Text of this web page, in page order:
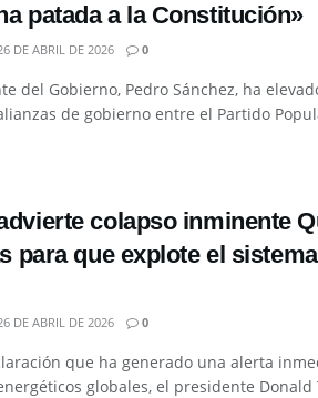
patada a la Constitución»
DE ABRIL DE 2026 0
del Gobierno, Pedro Sánchez, ha
de gobierno entre el Partido
colapso inminente
para que explote el
DE ABRIL DE 2026 0
que ha generado una alerta
globales, el presidente